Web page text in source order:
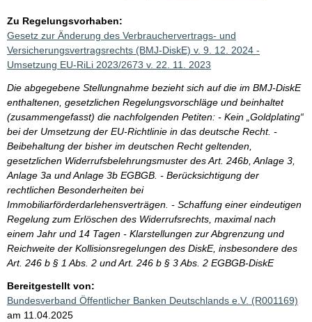
Zu Regelungsvorhaben:
Gesetz zur Änderung des Verbrauchervertrags- und
Versicherungsvertragsrechts (BMJ-DiskE) v. 9. 12. 2024 -
Umsetzung EU-RiLi 2023/2673 v. 22. 11. 2023
Die abgegebene Stellungnahme bezieht sich auf die im BMJ-DiskE
enthaltenen, gesetzlichen Regelungsvorschläge und beinhaltet
(zusammengefasst) die nachfolgenden Petiten: - Kein „Goldplating“
bei der Umsetzung der EU-Richtlinie in das deutsche Recht. -
Beibehaltung der bisher im deutschen Recht geltenden,
gesetzlichen Widerrufsbelehrungsmuster des Art. 246b, Anlage 3,
Anlage 3a und Anlage 3b EGBGB. - Berücksichtigung der
rechtlichen Besonderheiten bei
Immobiliarförderdarlehensverträgen. - Schaffung einer eindeutigen
Regelung zum Erlöschen des Widerrufsrechts, maximal nach
einem Jahr und 14 Tagen - Klarstellungen zur Abgrenzung und
Reichweite der Kollisionsregelungen des DiskE, insbesondere des
Art. 246 b § 1 Abs. 2 und Art. 246 b § 3 Abs. 2 EGBGB-DiskE
Bereitgestellt von:
Bundesverband Öffentlicher Banken Deutschlands e.V. (R001169)
am 11.04.2025